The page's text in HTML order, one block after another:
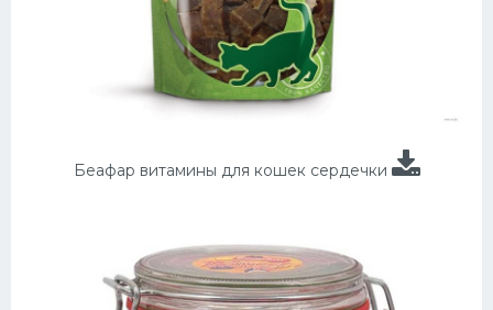
Беафар витамины для кошек сердечки